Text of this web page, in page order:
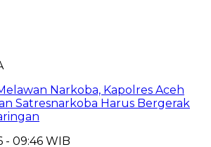
Narkoba, Kapolres Aceh
Satresnarkoba Harus Bergerak
- 09:46 WIB